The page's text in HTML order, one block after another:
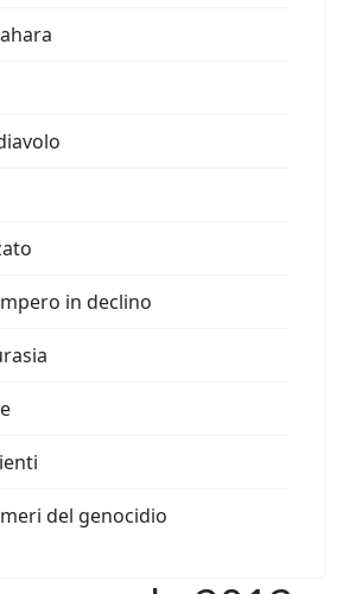
in declino
del genocidio